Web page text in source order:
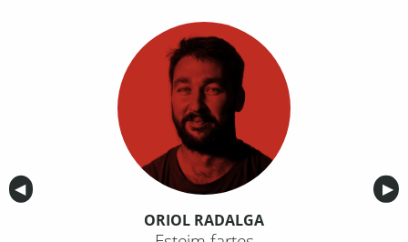
Anterior
◀︎ ▶︎
ORIOL RADALGA